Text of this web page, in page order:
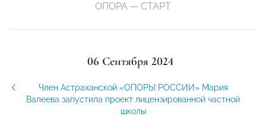
ОПОРА — СТАРТ
06 Сентября 2024
Член Астраханской «ОПОРЫ РОССИИ» Мария
Валеева запустила проект лицензированной частной
школы